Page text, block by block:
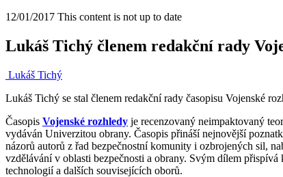
12/01/2017 This content is not up to date
Lukáš Tichý členem redakční rady
Lukáš Tichý
Lukáš Tichý se stal členem redakční rady časopisu Vojenské
Časopis Vojenské rozhledy je recenzovaný neimpaktovaný
vydáván Univerzitou obrany. Časopis přináší nejnovější
názorů autorů z řad bezpečnostní komunity i ozbrojených sil,
vzdělávání v oblasti bezpečnosti a obrany. Svým dílem
technologií a dalších souvisejících oborů.